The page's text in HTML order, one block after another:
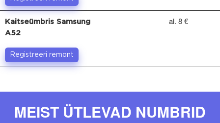
Kaitseümbris Samsung
A52
al. 8 €
Registreeri remont
MEIST ÜTLEVAD NUMBRID